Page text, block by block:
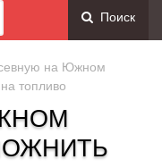
Поиск
на Южном
топливо